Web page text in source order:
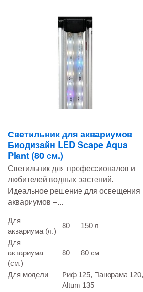
Светильник для аквариумов
Биодизайн LED Scape Aqua
Plant (80 см.)
Светильник для профессионалов и
любителей водных растений.
Идеальное решение для освещения
аквариумов –...
Для
аквариума (л.)
80 — 150 л
Для
аквариума
(см.)
80 — 80 см
Для модели
Риф 125, Панорама 120,
Altum 135